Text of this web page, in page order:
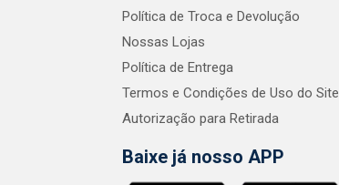
Política de Troca e Devolução
Nossas Lojas
Política de Entrega
Termos e Condições de Uso do Site
Autorização para Retirada
Baixe já nosso APP